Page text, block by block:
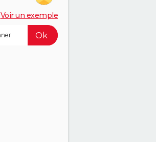
Voir un exemple